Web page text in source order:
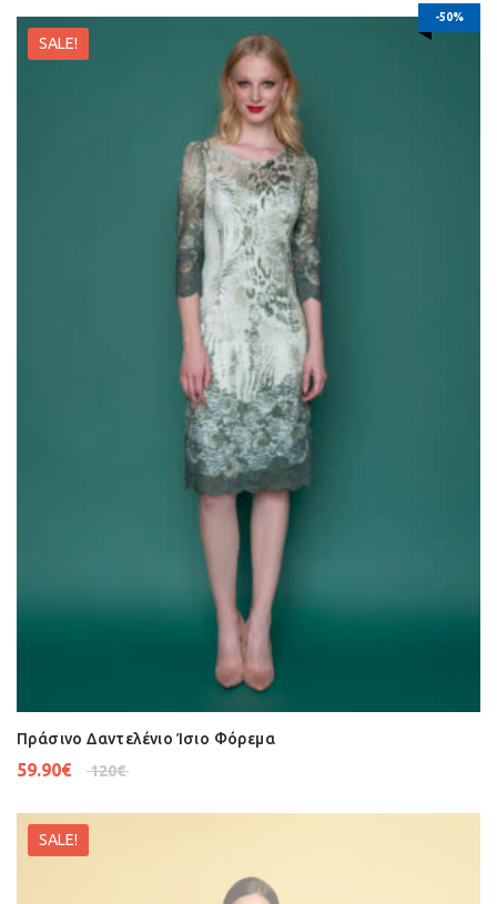
-50%
SALE!
Πράσινο Δαντελένιο Ίσιο Φόρεμα
120€
59.90€
SALE!